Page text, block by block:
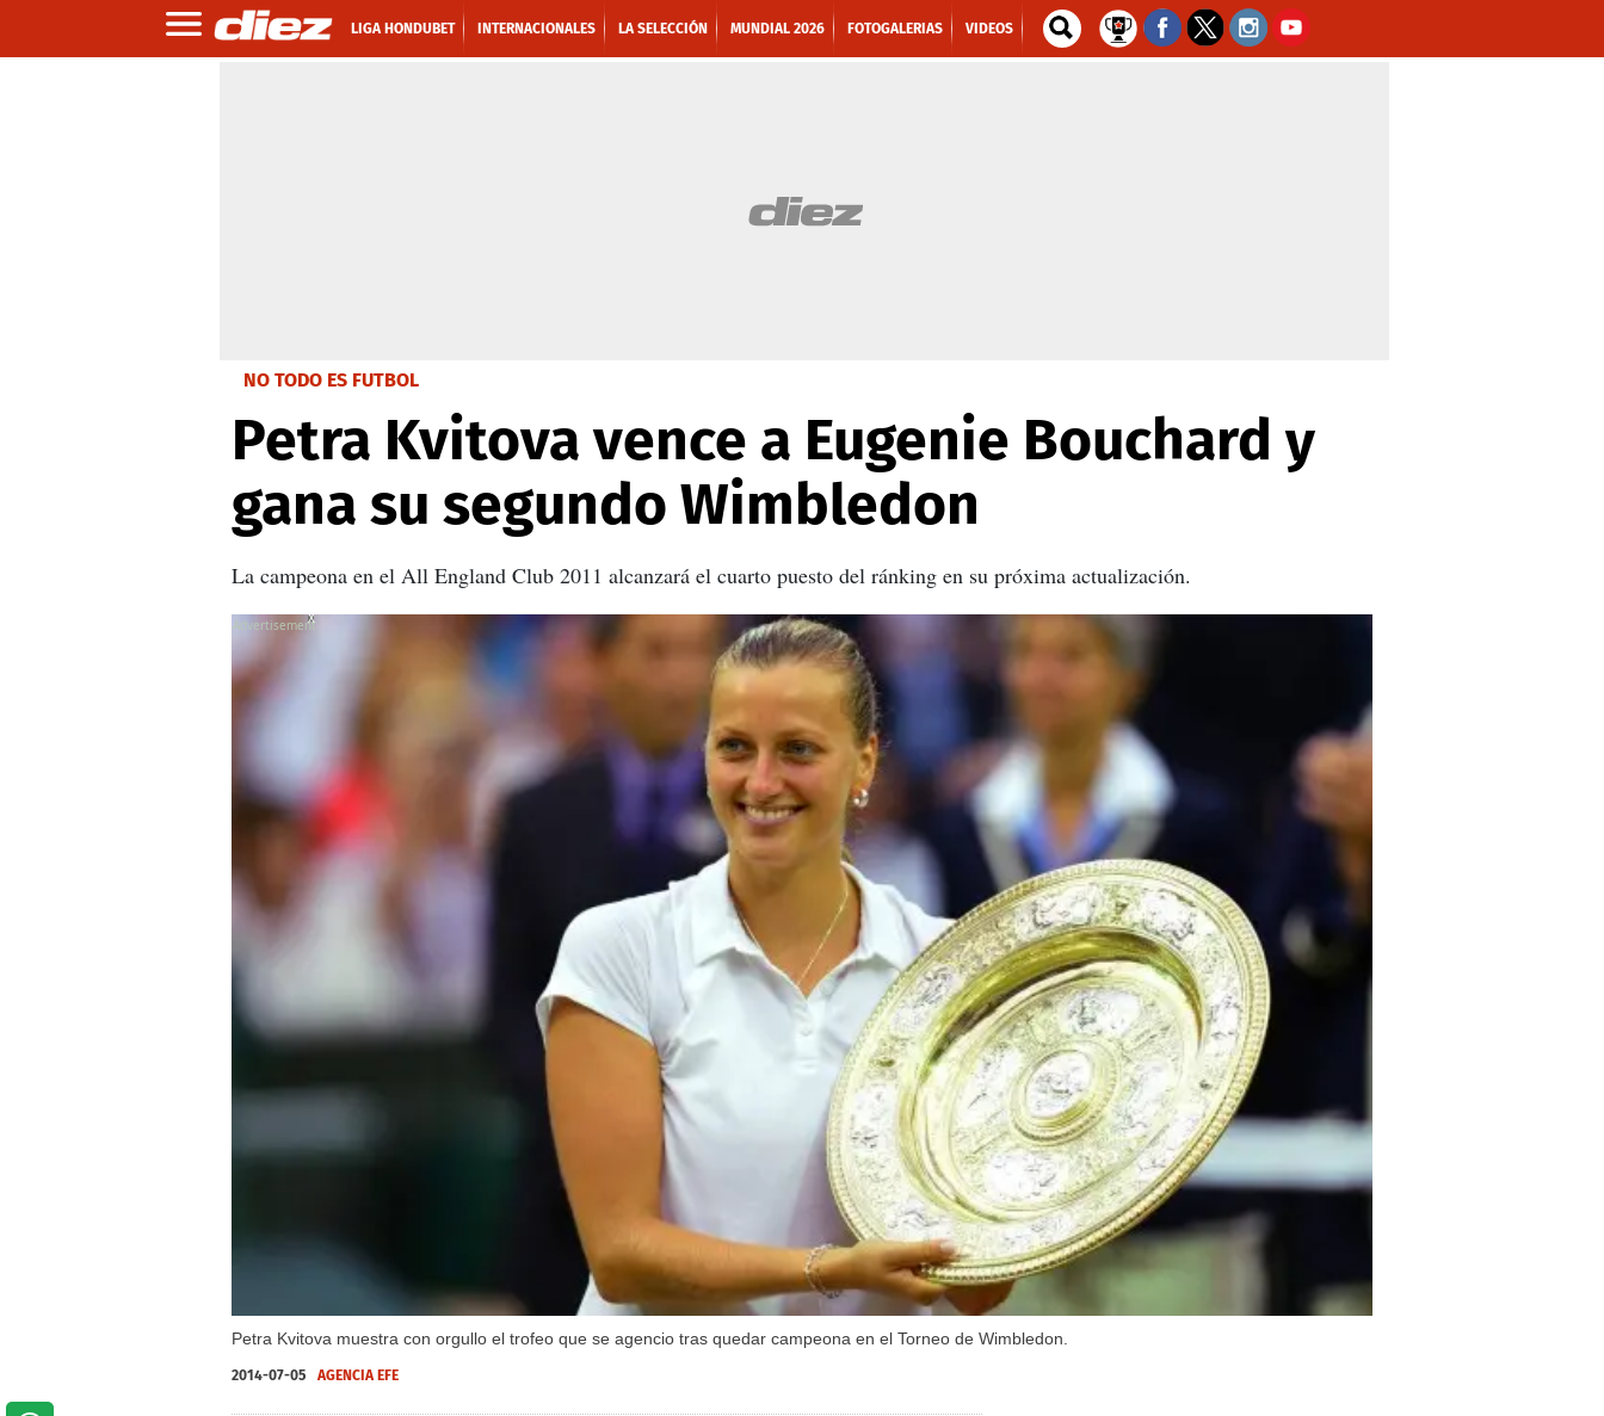
LIGA HONDUBET INTERNACIONALES LA SELECCIÓN MUNDIAL 2026 FOTOGALERIAS VIDEOS
NO TODO ES FUTBOL
Petra Kvitova vence a Eugenie Bouchard y
gana su segundo Wimbledon
La campeona en el All England Club 2011 alcanzará el cuarto puesto del ránking en su próxima actualización.
Petra Kvitova muestra con orgullo el trofeo que se agencio tras quedar campeona en el Torneo de Wimbledon.
X
2014-07-05 AGENCIA EFE